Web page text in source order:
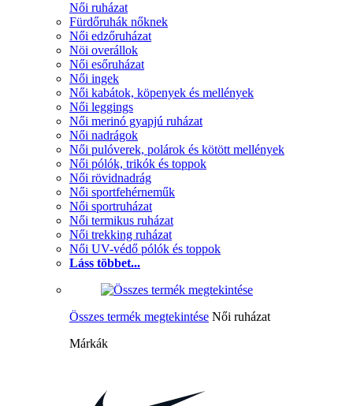
Női ruházat
Fürdőruhák nőknek
Női edzőruházat
Nöi overállok
Női esőruházat
Női ingek
Női kabátok, köpenyek és mellények
Női leggings
Női merinó gyapjú ruházat
Női nadrágok
Női pulóverek, polárok és kötött mellények
Női pólók, trikók és toppok
Női rövidnadrág
Női sportfehérneműk
Női sportruházat
Női termikus ruházat
Női trekking ruházat
Női UV-védő pólók és toppok
Láss többet...
Összes termék megtekintése Női ruházat
Márkák